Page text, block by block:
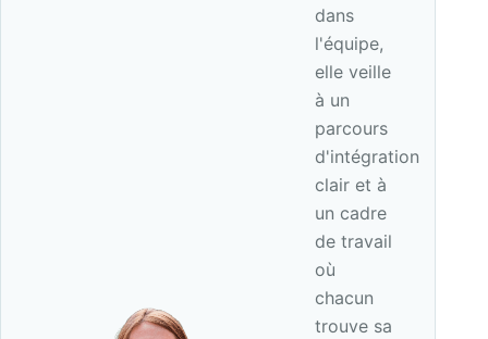
dans
l'équipe,
elle veille
à un
parcours
d'intégration
clair et à
un cadre
de travail
où
chacun
trouve sa